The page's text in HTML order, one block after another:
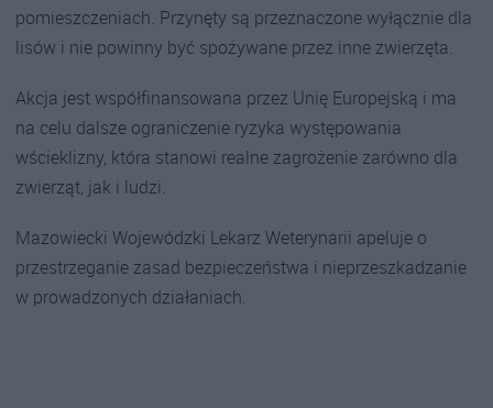
pomieszczeniach. Przynęty są przeznaczone wyłącznie dla
lisów i nie powinny być spożywane przez inne zwierzęta.
Akcja jest współfinansowana przez Unię Europejską i ma
na celu dalsze ograniczenie ryzyka występowania
wścieklizny, która stanowi realne zagrożenie zarówno dla
zwierząt, jak i ludzi.
Mazowiecki Wojewódzki Lekarz Weterynarii apeluje o
przestrzeganie zasad bezpieczeństwa i nieprzeszkadzanie
w prowadzonych działaniach.